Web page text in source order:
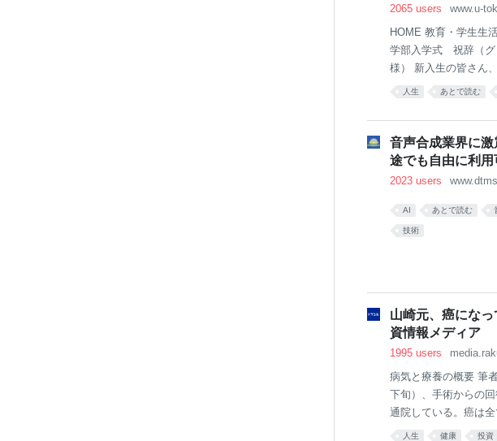
2065 users www.u-
HOME 教育・学生生
学部入学式 祝辞（グ
様） 新入生の皆さん
東大の卒業生ですの
人作って、ガンガン
で切り拓く、自分の
番自由に、自分の器
後、発展途上国を日
人生 あとで読む
音声合成業界に
途でも自由に利用
2023 users
AI あとで読む
技術
山崎元、癌にな
資情報メディア
1995 users
病気と療養の概要 筆
下旬）、手術からの
通院している。癌は
意思決定問題である
人生 健康 投資